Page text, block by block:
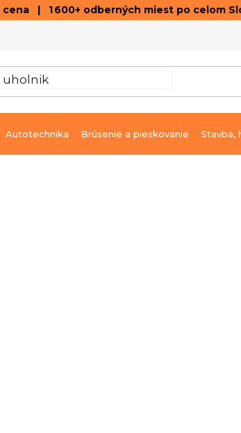
| 1 600+ odberných miest po celom
Autotechnika Brúsenie a pieskovanie Stavba,